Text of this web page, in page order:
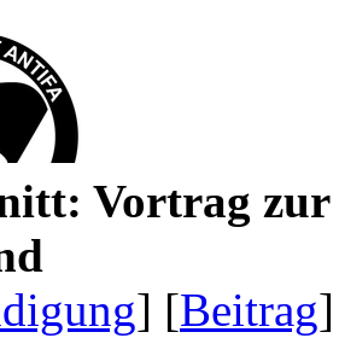
Vortrag zur
] [Beitrag